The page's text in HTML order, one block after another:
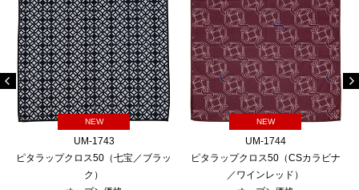
NEW
UM-1743
ピタラップクロス50（七宝／ブラッ
ク）
NEW
UM-1744
ピタラップクロス50（CSカラビナ
／ワインレッド）